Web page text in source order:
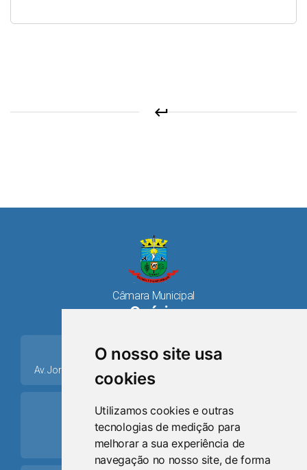
O nosso site usa
cookies
Utilizamos cookies e outras
tecnologias de medição para
melhorar a sua experiência de
navegação no nosso site, de forma
keyboard_return
Câmara Municipal
Osório
place
Av. Jorge Dariva, 1211, Centro CEP: 95520.000 - Osório/RS
ring_volume
Telefone
(51) 9 8024-0884